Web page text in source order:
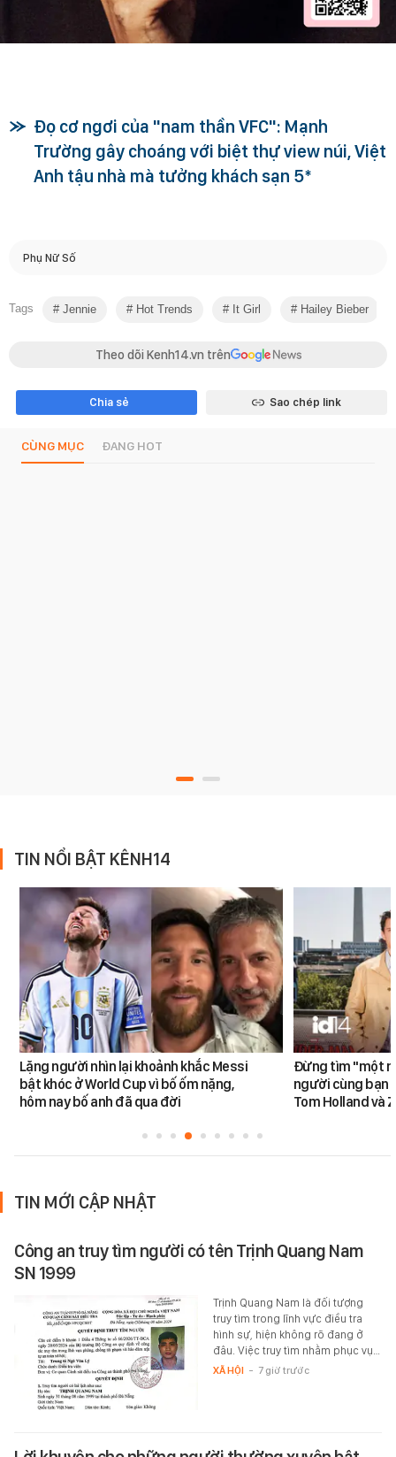
Đọ cơ ngơi của "nam thần VFC": Mạnh
Trường gây choáng với biệt thự view núi, Việt
Anh tậu nhà mà tưởng khách sạn 5*
Phụ Nữ Số
Tags Jennie Hot Trends It Girl Hailey Bieber
Theo dõi Kenh14.vn trên
Chia sẻ Sao chép link
CÙNG MỤC ĐANG HOT
TIN NỔI BẬT KÊNH14
Lặng người nhìn lại khoảnh khắc Messi
bật khóc ở World Cup vì bố ốm nặng,
hôm nay bố anh đã qua đời
Đừng tìm "một
người cùng bạn
Tom Holland và
TIN MỚI CẬP NHẬT
Công an truy tìm người có tên Trịnh Quang Nam
SN 1999
Trịnh Quang Nam là đối tượng
truy tìm trong lĩnh vực điều tra
hình sự, hiện không rõ đang ở
đâu. Việc truy tìm nhằm phục vụ…
XÃ HỘI - 7 giờ trước